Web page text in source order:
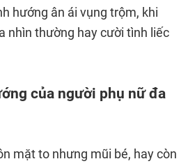
hướng ân ái vụng trộm, khi
nhìn thường hay cười tình liếc
của người phụ nữ đa
mặt to nhưng mũi bé, hay còn